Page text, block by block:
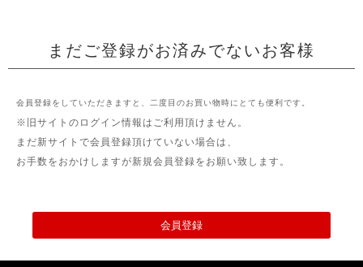
まだご登録がお済みでないお客様
会員登録をしていただきますと、二度目のお買い物時にとても便利です。
※旧サイトのログイン情報はご利用頂けません。
まだ新サイトで会員登録頂けていない場合は、
お手数をおかけしますが新規会員登録をお願い致します。